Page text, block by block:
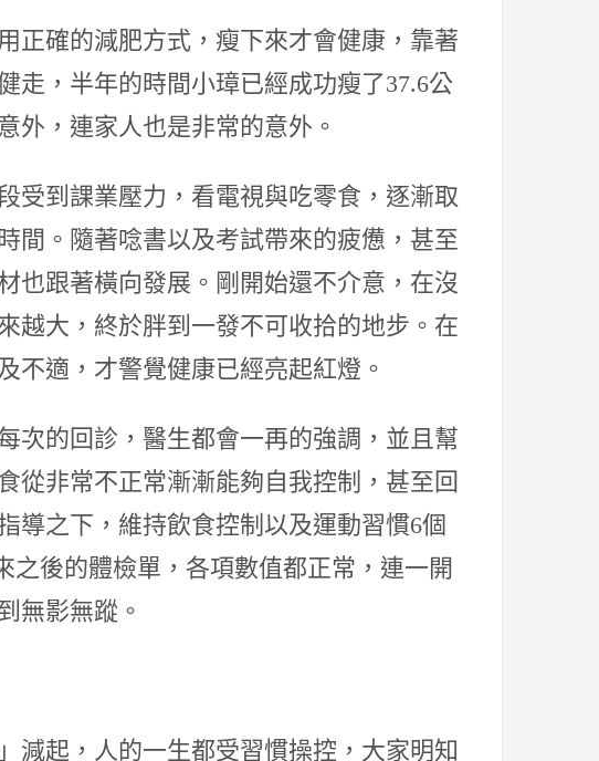
正確的減肥方式，瘦下來才會健康，靠著
走，半年的時間小璋已經成功瘦了37.6公
外，連家人也是非常的意外。
受到課業壓力，看電視與吃零食，逐漸取
間。隨著唸書以及考試帶來的疲憊，甚至
也跟著橫向發展。剛開始還不介意，在沒
越大，終於胖到一發不可收拾的地步。在
不適，才警覺健康已經亮起紅燈。
次的回診，醫生都會一再的強調，並且幫
從非常不正常漸漸能夠自我控制，甚至回
導之下，維持飲食控制以及運動習慣6個
之後的體檢單，各項數值都正常，連一開
無影無蹤。
減起，人的一生都受習慣操控，大家明知